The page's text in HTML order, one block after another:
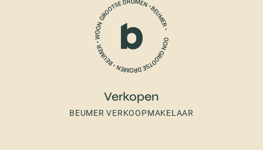
Verkopen
BEUMER VERKOOPMAKELAAR